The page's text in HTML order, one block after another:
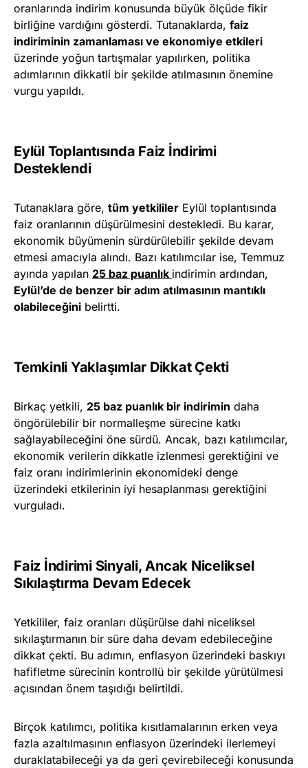
oranlarında indirim konusunda büyük ölçüde fikir
birliğine vardığını gösterdi. Tutanaklarda, faiz
indiriminin zamanlaması ve ekonomiye etkileri
üzerinde yoğun tartışmalar yapılırken, politika
adımlarının dikkatli bir şekilde atılmasının önemine
vurgu yapıldı.
Eylül Toplantısında Faiz İndirimi
Desteklendi
Tutanaklara göre, tüm yetkililer Eylül toplantısında
faiz oranlarının düşürülmesini destekledi. Bu karar,
ekonomik büyümenin sürdürülebilir şekilde devam
etmesi amacıyla alındı. Bazı katılımcılar ise, Temmuz
ayında yapılan 25 baz puanlık indirimin ardından,
Eylül’de de benzer bir adım atılmasının mantıklı
olabileceğini belirtti.
Temkinli Yaklaşımlar Dikkat Çekti
Birkaç yetkili, 25 baz puanlık bir indirimin daha
öngörülebilir bir normalleşme sürecine katkı
sağlayabileceğini öne sürdü. Ancak, bazı katılımcılar,
ekonomik verilerin dikkatle izlenmesi gerektiğini ve
faiz oranı indirimlerinin ekonomideki denge
üzerindeki etkilerinin iyi hesaplanması gerektiğini
vurguladı.
Faiz İndirimi Sinyali, Ancak Niceliksel
Sıkılaştırma Devam Edecek
Yetkililer, faiz oranları düşürülse dahi niceliksel
sıkılaştırmanın bir süre daha devam edebileceğine
dikkat çekti. Bu adımın, enflasyon üzerindeki baskıyı
hafifletme sürecinin kontrollü bir şekilde yürütülmesi
açısından önem taşıdığı belirtildi.
Birçok katılımcı, politika kısıtlamalarının erken veya
fazla azaltılmasının enflasyon üzerindeki ilerlemeyi
duraklatabileceği ya da geri çevirebileceği konusunda